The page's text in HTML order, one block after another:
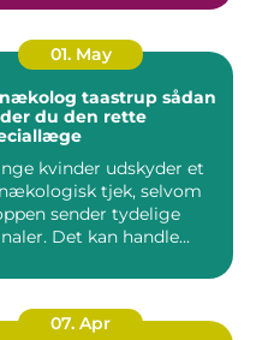
01. May
taastrup sådan
du den rette
kvinder udskyder et
tjek, selvom
sender tydelige
Det kan handle...
07. Apr